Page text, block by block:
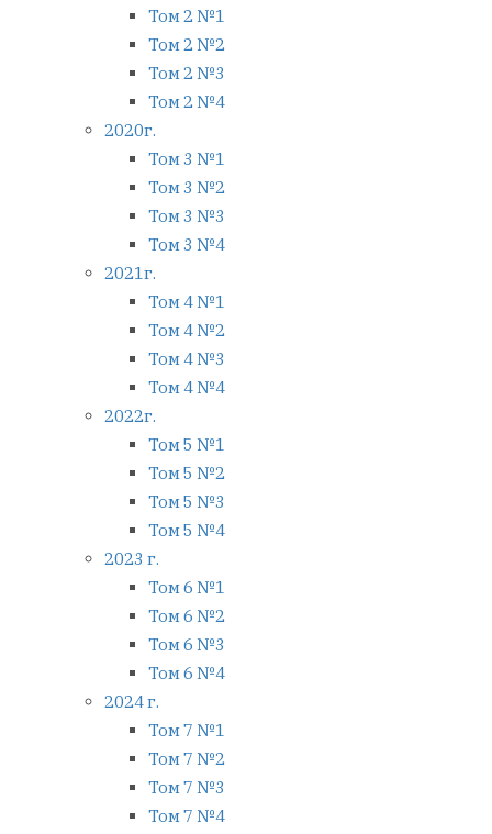
Том 2 №1
Том 2 №2
Том 2 №3
Том 2 №4
2020г.
Том 3 №1
Том 3 №2
Том 3 №3
Том 3 №4
2021г.
Том 4 №1
Том 4 №2
Том 4 №3
Том 4 №4
2022г.
Том 5 №1
Том 5 №2
Том 5 №3
Том 5 №4
2023 г.
Том 6 №1
Том 6 №2
Том 6 №3
Том 6 №4
2024 г.
Том 7 №1
Том 7 №2
Том 7 №3
Том 7 №4